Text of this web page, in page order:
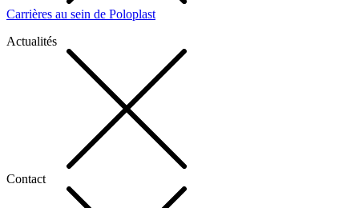
Carrières au sein de Poloplast
Actualités
Contact